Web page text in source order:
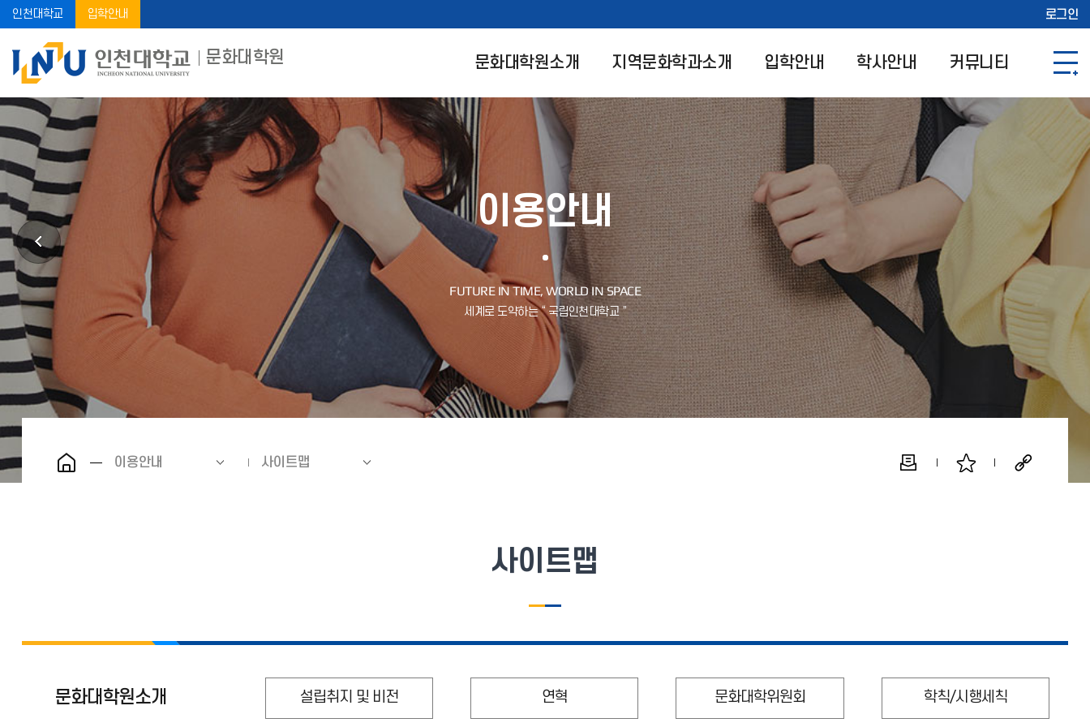
인천대학교 입학안내 로그인
문화대학원 문화대학원소개 지역문화학과소개 입학안내 학사안내 커뮤니티
이용안내
이용안내 사이트맵
사이트맵
문화대학원소개 설립취지 및 비전 연혁 문화대학위원회 학칙/시행세칙